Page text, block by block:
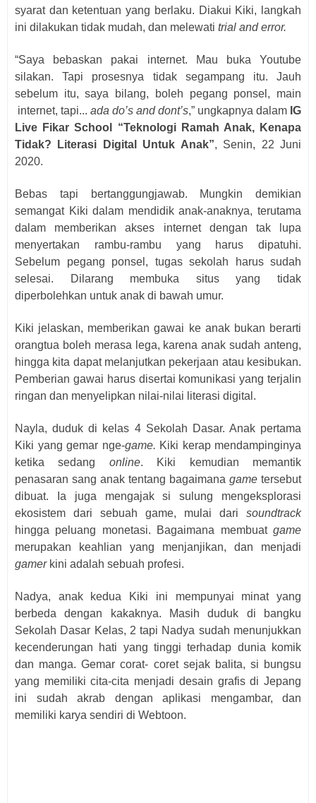
syarat dan ketentuan yang berlaku. Diakui Kiki, langkah
ini dilakukan tidak mudah, dan melewati trial and error.
“Saya bebaskan pakai internet. Mau buka Youtube
silakan. Tapi prosesnya tidak segampang itu. Jauh
sebelum itu, saya bilang, boleh pegang ponsel, main
internet, tapi... ada do’s and dont’s,” ungkapnya dalam IG
Live Fikar School “Teknologi Ramah Anak, Kenapa
Tidak? Literasi Digital Untuk Anak”, Senin, 22 Juni
2020.
Bebas tapi bertanggungjawab. Mungkin demikian
semangat Kiki dalam mendidik anak-anaknya, terutama
dalam memberikan akses internet dengan tak lupa
menyertakan rambu-rambu yang harus dipatuhi.
Sebelum pegang ponsel, tugas sekolah harus sudah
selesai. Dilarang membuka situs yang tidak
diperbolehkan untuk anak di bawah umur.
Kiki jelaskan, memberikan gawai ke anak bukan berarti
orangtua boleh merasa lega, karena anak sudah anteng,
hingga kita dapat melanjutkan pekerjaan atau kesibukan.
Pemberian gawai harus disertai komunikasi yang terjalin
ringan dan menyelipkan nilai-nilai literasi digital.
Nayla, duduk di kelas 4 Sekolah Dasar. Anak pertama
Kiki yang gemar nge-game. Kiki kerap mendampinginya
ketika sedang online. Kiki kemudian memantik
penasaran sang anak tentang bagaimana game tersebut
dibuat. Ia juga mengajak si sulung mengeksplorasi
ekosistem dari sebuah game, mulai dari soundtrack
hingga peluang monetasi. Bagaimana membuat game
merupakan keahlian yang menjanjikan, dan menjadi
gamer kini adalah sebuah profesi.
Nadya, anak kedua Kiki ini mempunyai minat yang
berbeda dengan kakaknya. Masih duduk di bangku
Sekolah Dasar Kelas, 2 tapi Nadya sudah menunjukkan
kecenderungan hati yang tinggi terhadap dunia komik
dan manga. Gemar corat- coret sejak balita, si bungsu
yang memiliki cita-cita menjadi desain grafis di Jepang
ini sudah akrab dengan aplikasi mengambar, dan
memiliki karya sendiri di Webtoon.